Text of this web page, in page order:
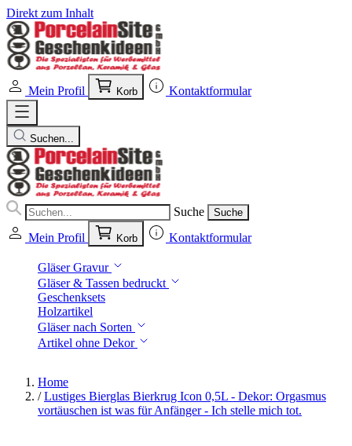
Direkt zum Inhalt
Mein Profil Korb Kontaktformular
Suchen...
Suche Suche
Mein Profil Korb Kontaktformular
Gläser Gravur
Gläser & Tassen bedruckt
Geschenksets
Holzartikel
Gläser nach Sorten
Artikel ohne Dekor
Home
/ Lustiges Bierglas Bierkrug Icon 0,5L - Dekor: Orgasmus
vortäuschen ist was für Anfänger - Ich stelle mich tot.